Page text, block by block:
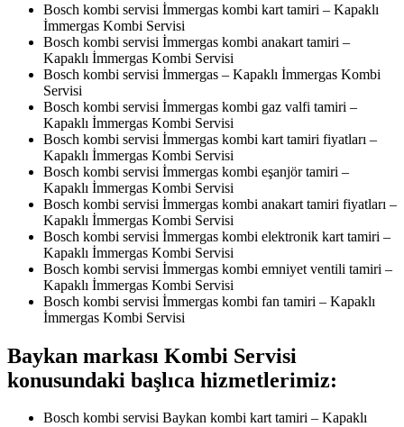
Bosch kombi servisi İmmergas kombi kart tamiri – Kapaklı
İmmergas Kombi Servisi
Bosch kombi servisi İmmergas kombi anakart tamiri –
Kapaklı İmmergas Kombi Servisi
Bosch kombi servisi İmmergas – Kapaklı İmmergas Kombi
Servisi
Bosch kombi servisi İmmergas kombi gaz valfi tamiri –
Kapaklı İmmergas Kombi Servisi
Bosch kombi servisi İmmergas kombi kart tamiri fiyatları –
Kapaklı İmmergas Kombi Servisi
Bosch kombi servisi İmmergas kombi eşanjör tamiri –
Kapaklı İmmergas Kombi Servisi
Bosch kombi servisi İmmergas kombi anakart tamiri fiyatları –
Kapaklı İmmergas Kombi Servisi
Bosch kombi servisi İmmergas kombi elektronik kart tamiri –
Kapaklı İmmergas Kombi Servisi
Bosch kombi servisi İmmergas kombi emniyet ventili tamiri –
Kapaklı İmmergas Kombi Servisi
Bosch kombi servisi İmmergas kombi fan tamiri – Kapaklı
İmmergas Kombi Servisi
Baykan markası Kombi Servisi
konusundaki başlıca hizmetlerimiz:
Bosch kombi servisi Baykan kombi kart tamiri – Kapaklı